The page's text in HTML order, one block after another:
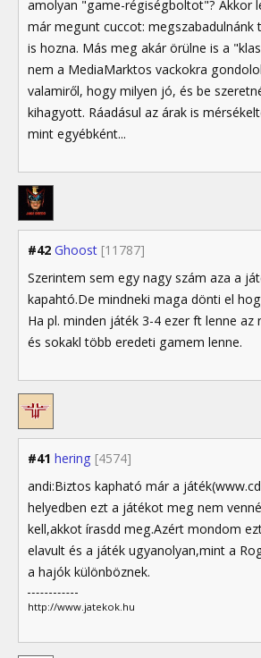
amolyan "game-régiségboltot"? Akkor
már megunt cuccot: megszabadulnánk
is hozna. Más meg akár örülne is a
nem a MediaMarktos vackokra
valamiről, hogy milyen jó, és be
kihagyott. Ráadásul az árak is
mint egyébként...
#42 Ghoost [11787]
Szerintem sem egy nagy szám aza a
kapahtó.De mindneki maga dönti el
Ha pl. minden játék 3-4 ezer ft lenne az
és sokakl több eredeti gamem lenne.
#41 hering [4574]
andi:Biztos kapható már a
helyedben ezt a játékot meg nem
kell,akkot írasdd meg.Azért mondom
elavult és a játék ugyanolyan,mint a
a hajók különböznek.
http://www.jatekok.hu